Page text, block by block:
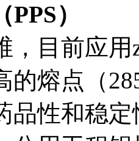
）
，目前应
的熔点（
品性和稳